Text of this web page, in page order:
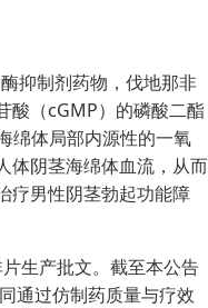
抑制剂药物，伐地那非
酸（cGMP）的磷酸二酯
绵体局部内源性的一氧
体阴茎海绵体血流，从而
疗男性阴茎勃起功能障
生产批文。截至本公告
通过仿制药质量与疗效